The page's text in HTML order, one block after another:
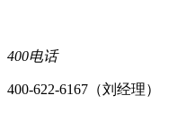
400电话
400-622-6167（刘经理）